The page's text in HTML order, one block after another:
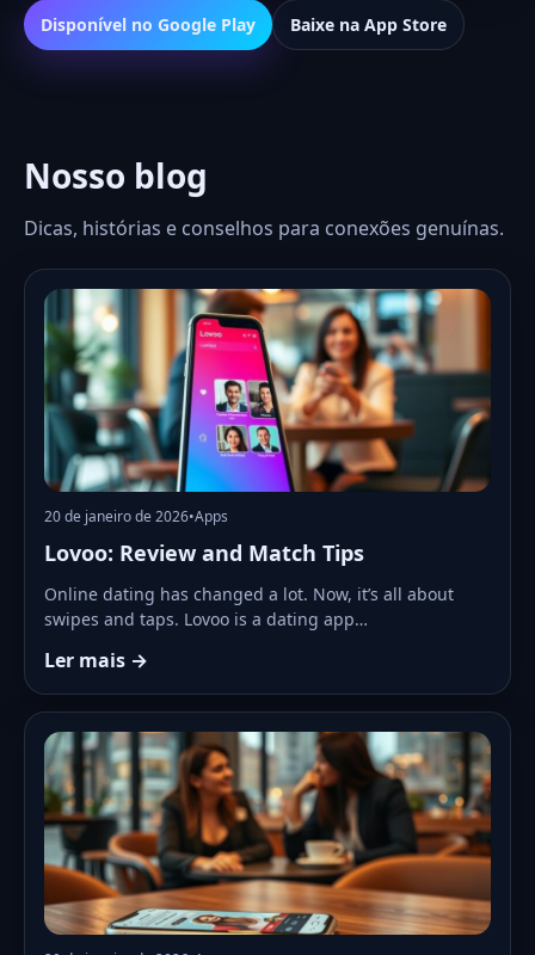
Disponível no Google Play Baixe na App Store
Nosso blog
Dicas, histórias e conselhos para conexões genuínas.
20 de janeiro de 2026•Apps
Lovoo: Review and Match Tips
Online dating has changed a lot. Now, it’s all about
swipes and taps. Lovoo is a dating app…
Ler mais →